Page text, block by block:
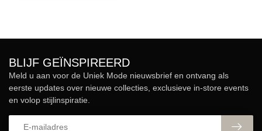
BLIJF GEÏNSPIREERD
Meld u aan voor de Uniek Mode nieuwsbrief en ontvang als
eerste updates over nieuwe collecties, exclusieve in-store events
en volop stijlinspiratie.